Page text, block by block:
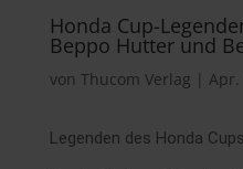
Honda Cup-
Beppo Hutter und
von Thucom Verlag | Apr.
Legenden des Honda Cups